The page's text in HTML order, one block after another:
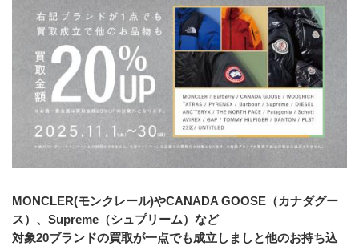
MONCLER(モンクレール)やCANADA GOOSE（カナダグー
ス）、Supreme（シュプリーム）など
対象20ブランドの買取が一点でも成立しましと他のお持ち込